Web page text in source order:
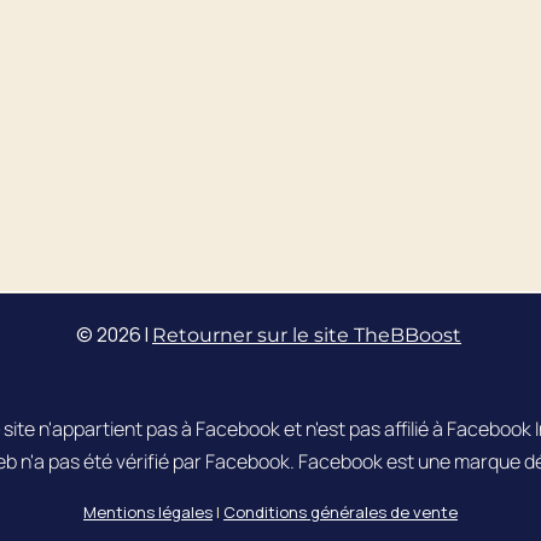
de confidentialité, en garantissant la conformité avec
© 2026 I Retourner sur le site TheBBoost
site n'appartient pas à Facebook et n'est pas affilié à Facebook
n'a pas été vérifié par Facebook. Facebook est une marque
Mentions légales | Conditions générales de vente